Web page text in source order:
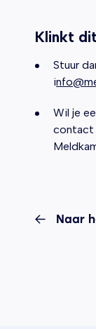
Klinkt
Stuur
i
Wil je
contact
Naar